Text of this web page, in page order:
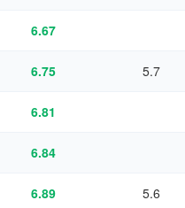
6.67
6.75 5.7
6.81
6.84
6.89 5.6